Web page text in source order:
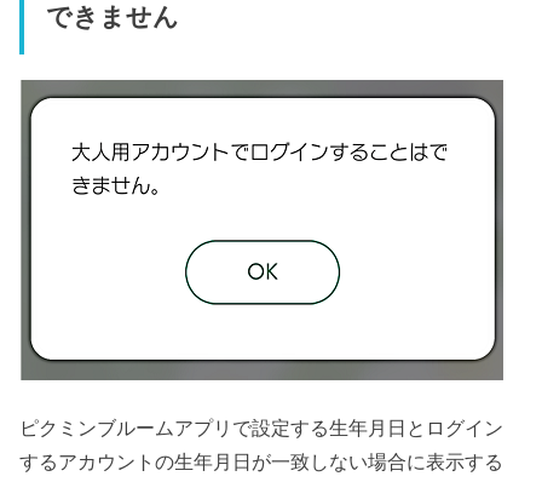
できません
ピクミンブルームアプリで設定する生年月日とログイン
するアカウントの生年月日が一致しない場合に表示する